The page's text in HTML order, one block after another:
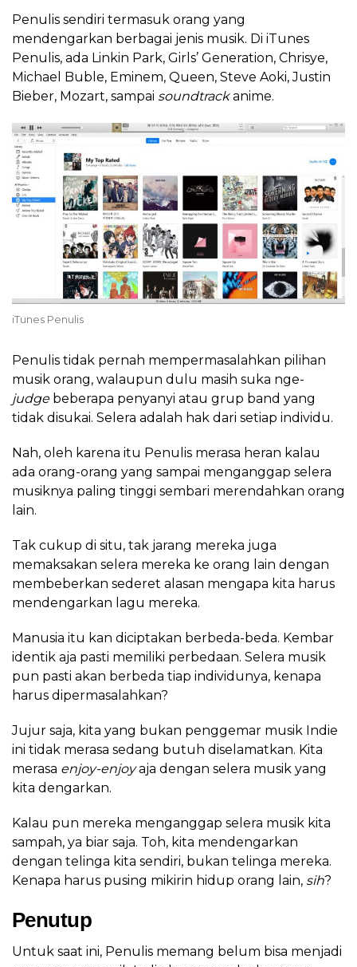
Penulis sendiri termasuk orang yang
mendengarkan berbagai jenis musik. Di iTunes
Penulis, ada Linkin Park, Girls’ Generation, Chrisye,
Michael Buble, Eminem, Queen, Steve Aoki, Justin
Bieber, Mozart, sampai soundtrackanime.
iTunes Penulis
Penulis tidak pernah mempermasalahkan pilihan
musik orang, walaupun dulu masih suka nge-
judge beberapa penyanyi atau grup band yang
tidak disukai. Selera adalah hak dari setiap individu.
Nah, oleh karena itu Penulis merasa heran kalau
ada orang-orang yang sampai menganggap selera
musiknya paling tinggi sembari merendahkan orang
lain.
Tak cukup di situ, tak jarang mereka juga
memaksakan selera mereka ke orang lain dengan
membeberkan sederet alasan mengapa kita harus
mendengarkan lagu mereka.
Manusia itu kan diciptakan berbeda-beda. Kembar
identik aja pasti memiliki perbedaan. Selera musik
pun pasti akan berbeda tiap individunya, kenapa
harus dipermasalahkan?
Jujur saja, kita yang bukan penggemar musik Indie
ini tidak merasa sedang butuh diselamatkan. Kita
merasa enjoy-enjoyaja dengan selera musik yang
kita dengarkan.
Kalau pun mereka menganggap selera musik kita
sampah, ya biar saja. Toh, kita mendengarkan
dengan telinga kita sendiri, bukan telinga mereka.
Kenapa harus pusing mikirin hidup orang lain, sih?
Penutup
Untuk saat ini, Penulis memang belum bisa menjadi